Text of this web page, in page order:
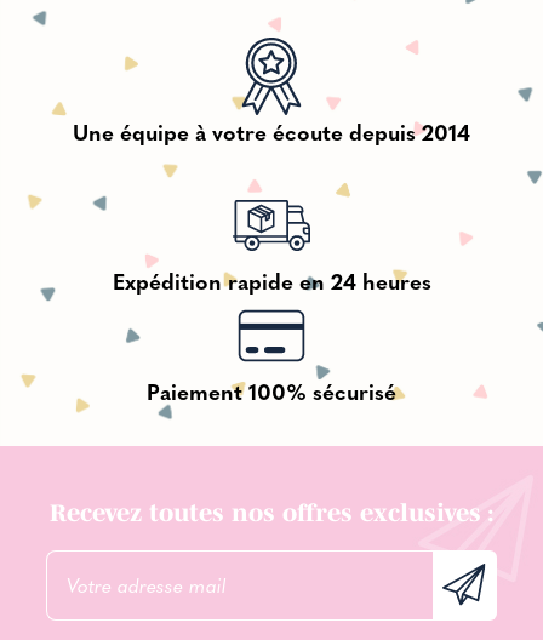
Une équipe à votre écoute depuis 2014
Expédition rapide en 24 heures
Paiement 100% sécurisé
Recevez toutes nos offres exclusives :